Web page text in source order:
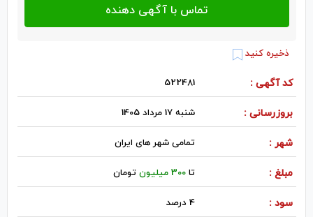
ذخیره کنید
کد آگهی : 522481
بروزرسانی : شنبه 17 مرداد 1405
شهر : تمامی شهر های ایران
مبلغ : تا300 میلیون تومان
سود : 4 درصد